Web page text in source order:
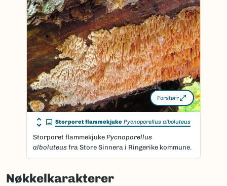
Forstørr
Storporet flammekjuke Pycnoporellus alboluteus
Storporet flammekjuke Pycnoporellus
alboluteus fra Store Sinnera i Ringerike kommune.
Nøkkelkarakterer